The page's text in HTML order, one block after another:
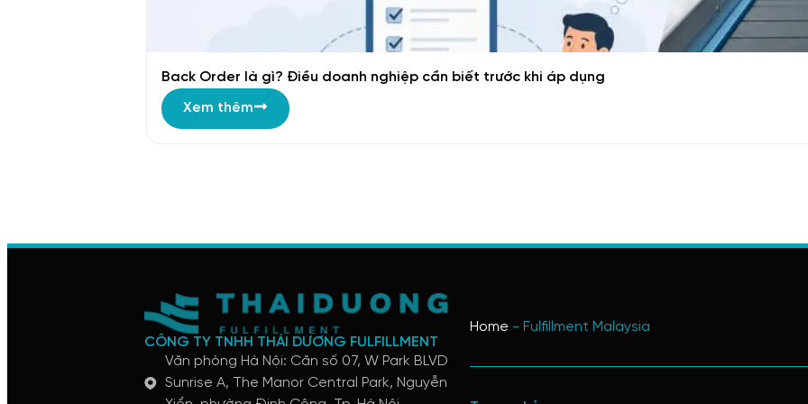
Back Order là gì? Điều doanh nghiệp cần biết trước khi áp dụng
Xem thêm
CÔNG TY TNHH THÁI DƯƠNG FULFILLMENT
Văn phòng Hà Nội: Căn số 07, W Park BLVD
Sunrise A, The Manor Central Park, Nguyễn
Home - Fulfillment Malaysia